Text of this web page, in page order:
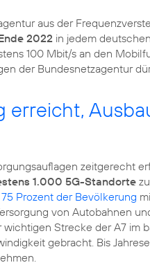
aus der
2022 in jedem
100 Mbit/s an den
der Bundesnetzagentur
erreicht,
zeitgerecht
1.000 5G-Standorte
75 Prozent der Bevölkerung
von Autobahnen
Strecke der A7 im
gebracht. Bis